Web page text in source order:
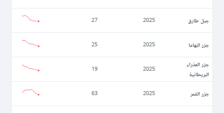
جبل طارق 2025
27
جزر البهاما 2025
25
جزر العذراء
البريطانية
2025
19
جزر القمر 2025
63